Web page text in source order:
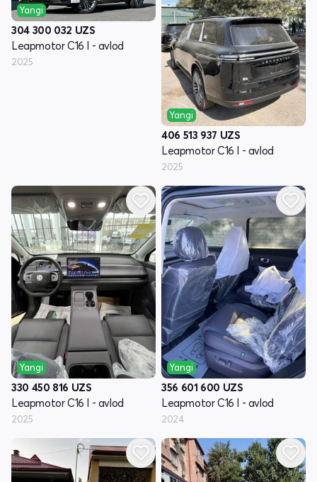
Yangi
304 300 032 UZS
Leapmotor C16 I - avlod
2025
Yangi
406 513 937 UZS
Leapmotor C16 I - avlod
2025
Yangi
330 450 816 UZS
Leapmotor C16 I - avlod
2025
Yangi
356 601 600 UZS
Leapmotor C16 I - avlod
2024